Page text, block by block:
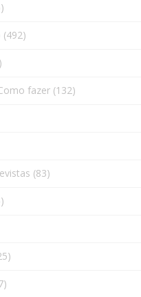
(492)
fazer (132)
(83)